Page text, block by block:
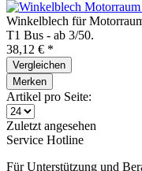
Winkelblech für
T1 Bus - ab 3/50.
38,12 € *
Vergleichen
Merken
Artikel pro Seite:
Zuletzt angesehen
Service Hotline
Für Unterstützung und